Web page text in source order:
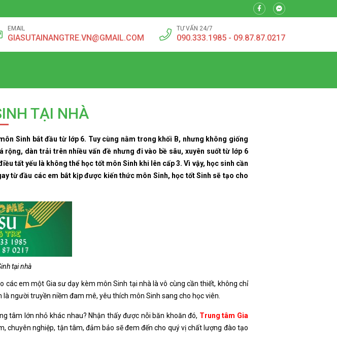
EMAIL
GIASUTAINANGTRE.VN@GMAIL.COM
TƯ VẤN 24/7
090.333.1985 - 09.87.87.0217
TẠI NHÀ
Sinh bắt đầu từ lớp 6. Tuy cùng nằm trong khối B, nhưng không giống
dàn trải trên nhiều vấn đề nhưng đi vào bề sâu, xuyên suốt từ lớp 6
tất yếu là không thể học tốt môn Sinh khi lên cấp 3. Vì vậy, học sinh cần
từ đầu các em bắt kịp được kiến thức môn Sinh, học tốt Sinh sẽ tạo cho
tại nhà
các em một Gia sư dạy kèm môn Sinh tại nhà là vô cùng cần thiết, không chỉ
người truyền niềm đam mê, yêu thích môn Sinh sang cho học viên.
tâm lớn nhỏ khác nhau? Nhận thấy được nỗi băn khoăn đó, Trung tâm Gia
chuyên nghiệp, tận tâm, đảm bảo sẽ đem đến cho quý vị chất lượng đào tạo